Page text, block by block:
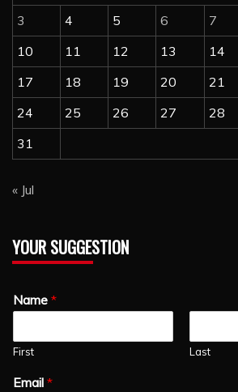
3
4 5 6 7
10
11 12 13 14
17
18 19 20 21
24
25 26 27 28
31
« Jul
YOUR SUGGESTION
Name *
First Last
Email *